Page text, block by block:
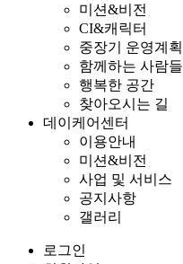
미션&비전
CI&캐릭터
중장기 운영계획
함께하는 사람들
행복한 공간
찾아오시는 길
데이케어센터
이용안내
미션&비전
사업 및 서비스
공지사항
갤러리
로그인